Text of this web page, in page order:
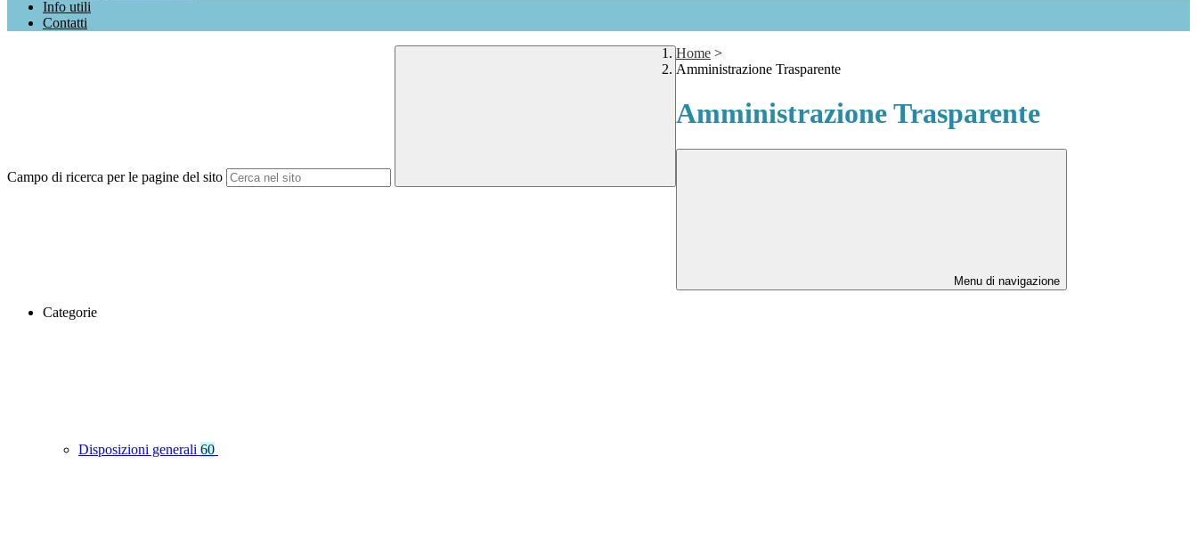
Info utili
Contatti
Campo di ricerca per le pagine del sito
Home >
Amministrazione Trasparente
Amministrazione Trasparente
Menu di navigazione
Categorie
Disposizioni generali 60